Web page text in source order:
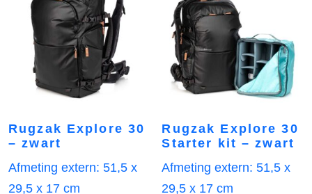
Rugzak Explore 30
– zwart
Afmeting extern: 51,5 x
29,5 x 17 cm
Rugzak Explore 30
Starter kit – zwart
Afmeting extern: 51,5 x
29,5 x 17 cm